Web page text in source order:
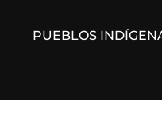
PUEBLOS